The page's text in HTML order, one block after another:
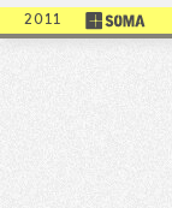
2011